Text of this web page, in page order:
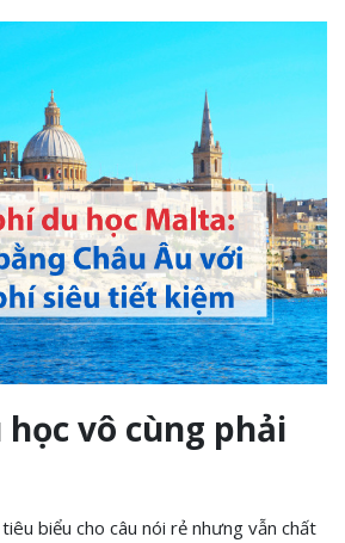
học vô cùng phải
biểu cho câu nói rẻ nhưng vẫn chất